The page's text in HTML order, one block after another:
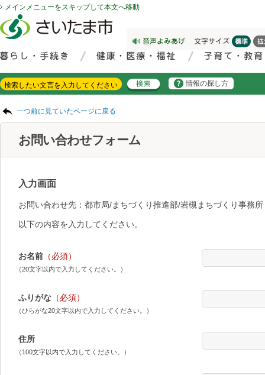
メインメニューをスキップして本文へ移動
情報の探し方
一つ前に見ていたページに戻る
お問い合わせフォーム
入力画面
お問い合わせ先：都市局/まちづくり推進部/岩槻まちづくり事務所
以下の内容を入力してください。
お名前 （必須）
（20文字以内で入力してください。）
ふりがな （必須）
（ひらがな20文字以内で入力してください。）
住所
（100文字以内で入力してください。）